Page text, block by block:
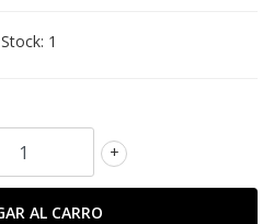
Stock: 1
+